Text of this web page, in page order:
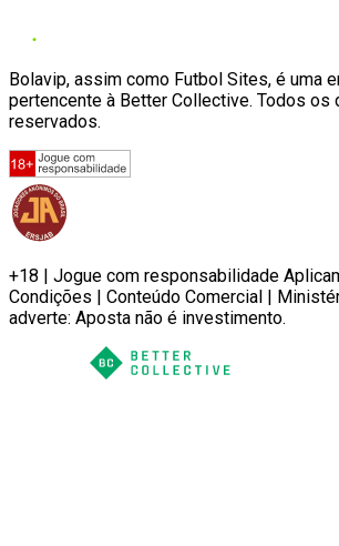
Bolavip, assim como Futbol Sites, é uma
pertencente à Better Collective. Todos os
reservados.
+18 | Jogue com responsabilidade
Condições | Conteúdo Comercial |
adverte: Aposta não é investimento.